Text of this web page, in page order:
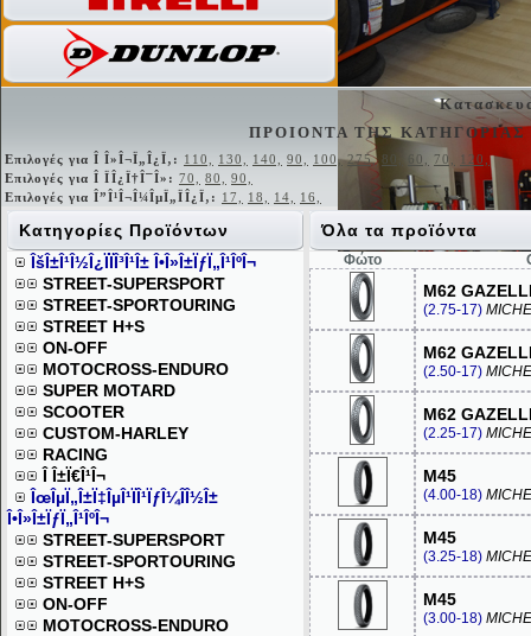
ΠΡΟΙΟΝΤΑ ΤΗΣ
Επιλογές για Î Î»Î¬Ï„Î¿Ï‚: 110, 130, 140, 90, 100, 275, 80, 60, 70,
120,
Επιλογές για Î ÏÎ¿Ï†Î¯Î»: 70, 80,
90,
Επιλογές για Î”Î¹Î¬Î¼ÎµÏ„ÏÎ¿Ï‚: 17, 18, 14, 16,
Κατηγορίες Προϊόντων
ÎšÎ±Î¹Î½Î¿ÏÏÎ³Î¹Î± Î•Î»Î±ÏƒÏ„Î¹ÎºÎ¬
STREET-SUPERSPORT
STREET-SPORTOURING
STREET H+S
ON-OFF
MOTOCROSS-ENDURO
SUPER MOTARD
SCOOTER
CUSTOM-HARLEY
RACING
Î Î±Ï€Î¹Î¬
ÎœÎµÏ„Î±Ï‡ÎµÎ¹ÏÎ¹ÏƒÎ¼Î­Î½Î±
Î•Î»Î±ÏƒÏ„Î¹ÎºÎ¬
STREET-SUPERSPORT
STREET-SPORTOURING
STREET H+S
ON-OFF
MOTOCROSS-ENDURO
Όλα τα προϊόντα
Φώτο
M62
(2.75-17)
M62
(2.50-17)
M62
(2.25-17)
M45
(4.00-18)
M45
(3.25-18)
M45
(3.00-18)